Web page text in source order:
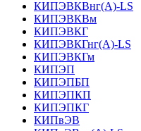
КИПЭВКВнг(А)-LS
КИПЭВКВм
КИПЭВКГ
КИПЭВКГнг(А)-LS
КИПЭВКГм
КИПЭП
КИПЭПБП
КИПЭПКП
КИПЭПКГ
КИПвЭВ